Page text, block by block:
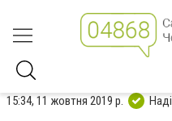
15:34, 11 жовтня 2019 р.